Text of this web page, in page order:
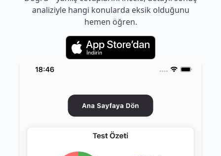
analiziyle hangi konularda eksik olduğunu
hemen öğren.